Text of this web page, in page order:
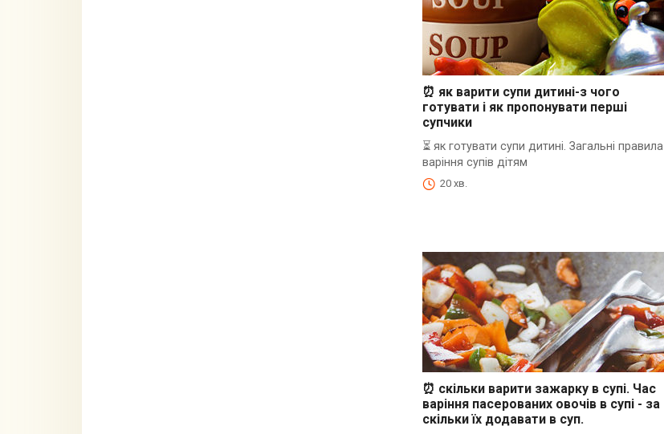
⏰ як варити супи дитині-з чого
готувати і як пропонувати перші
супчики
⏳ як готувати супи дитині. Загальні правила
варіння супів дітям
20 хв.
⏰ скільки варити зажарку в супі. Час
варіння пасерованих овочів в супі - за
скільки їх додавати в суп.